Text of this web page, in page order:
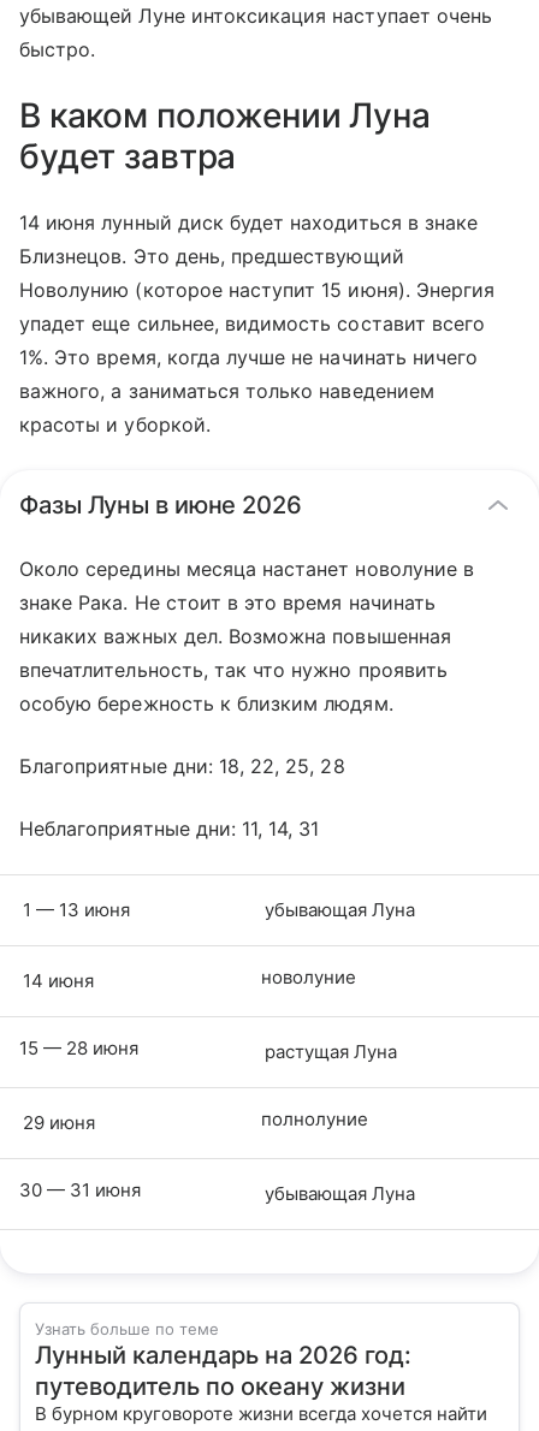
убывающей Луне интоксикация наступает очень
быстро.
В каком положении Луна
будет завтра
14 июня лунный диск будет находиться в знаке
Близнецов. Это день, предшествующий
Новолунию (которое наступит 15 июня). Энергия
упадет еще сильнее, видимость составит всего
1%. Это время, когда лучше не начинать ничего
важного, а заниматься только наведением
красоты и уборкой.
Фазы Луны в июне 2026
Около середины месяца настанет новолуние в
знаке Рака. Не стоит в это время начинать
никаких важных дел. Возможна повышенная
впечатлительность, так что нужно проявить
особую бережность к близким людям.
Благоприятные дни: 18, 22, 25, 28
Неблагоприятные дни: 11, 14, 31
1 — 13 июня убывающая Луна
14 июня новолуние
15 — 28 июня растущая Луна
29 июня полнолуние
30 — 31 июня убывающая Луна
Узнать больше по теме
Лунный календарь на 2026 год:
путеводитель по океану жизни
В бурном круговороте жизни всегда хочется найти